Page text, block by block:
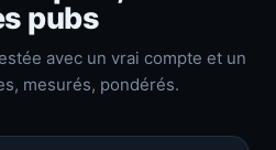
pubs
avec un vrai compte et un
mesurés, pondérés.